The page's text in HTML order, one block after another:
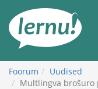
juurde
Foorum
Uudised
Multlingva broŝuro